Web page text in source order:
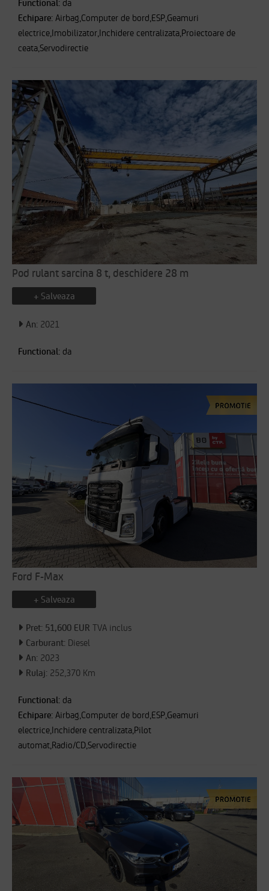
da
Echipare: Airbag,Computer de bord,ESP,Geamuri
electrice,Imobilizator,Inchidere centralizata,Proiectoare de
ceata,Servodirectie
Pod rulant sarcina 8 t, deschidere 28 m
+ Salveaza
An: 2021
Functional: da
Ford F-Max
+ Salveaza
Pret: 51,600 EUR TVA inclus
Carburant: Diesel
An: 2023
Rulaj: 252,370 Km
Functional: da
Echipare: Airbag,Computer de bord,ESP,Geamuri
electrice,Inchidere centralizata,Pilot
automat,Radio/CD,Servodirectie